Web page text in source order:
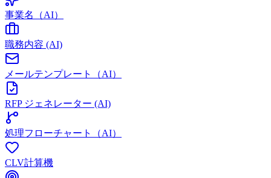
事業名（AI）
職務内容 (AI)
メールテンプレート（AI）
RFP ジェネレーター (AI)
処理フローチャート（AI）
CLV計算機